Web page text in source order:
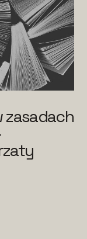
zasadach